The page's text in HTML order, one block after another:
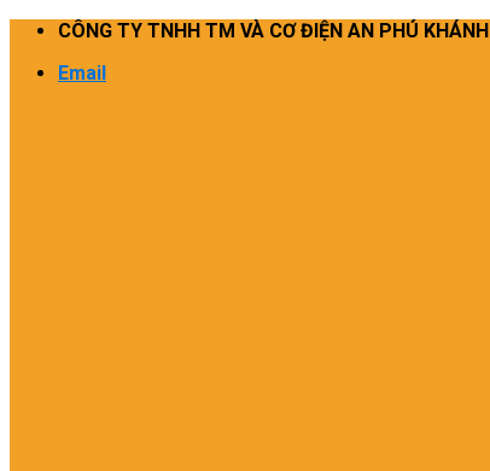
Skip
content
CÔNG TY TNHH TM VÀ CƠ ĐIỆN AN PHÚ KHÁNH
Email